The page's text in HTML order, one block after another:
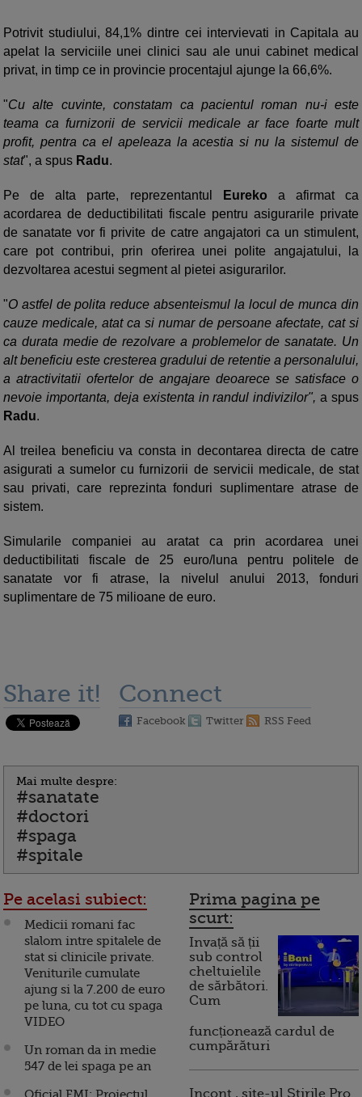
Potrivit studiului, 84,1% dintre cei intervievati in Capitala au
apelat la serviciile unei clinici sau ale unui cabinet medical
privat, in timp ce in provincie procentajul ajunge la 66,6%.
"Cu alte cuvinte, constatam ca pacientul roman nu-i este
teama ca furnizorii de servicii medicale ar face foarte mult
profit, pentra ca el apeleaza la acestia si nu la sistemul de
stat", a spus Radu.
Pe de alta parte, reprezentantul Eureko a afirmat ca
acordarea de deductibilitati fiscale pentru asigurarile private
de sanatate vor fi privite de catre angajatori ca un stimulent,
care pot contribui, prin oferirea unei polite angajatului, la
dezvoltarea acestui segment al pietei asigurarilor.
"O astfel de polita reduce absenteismul la locul de munca din
cauze medicale, atat ca si numar de persoane afectate, cat si
ca durata medie de rezolvare a problemelor de sanatate. Un
alt beneficiu este cresterea gradului de retentie a personalului,
a atractivitatii ofertelor de angajare deoarece se satisface o
nevoie importanta, deja existenta in randul indivizilor", a spus
Radu.
Al treilea beneficiu va consta in decontarea directa de catre
asigurati a sumelor cu furnizorii de servicii medicale, de stat
sau privati, care reprezinta fonduri suplimentare atrase de
sistem.
Simularile companiei au aratat ca prin acordarea unei
deductibilitati fiscale de 25 euro/luna pentru politele de
sanatate vor fi atrase, la nivelul anului 2013, fonduri
suplimentare de 75 milioane de euro.
Share it! Connect
Facebook Twitter RSS Feed
Mai multe despre:
#sanatate
#doctori
#spaga
#spitale
Pe acelasi subiect:
Medicii romani fac
slalom intre spitalele de
stat si clinicile private.
Veniturile cumulate
ajung si la 7.200 de euro
pe luna, cu tot cu spaga
VIDEO
Un roman da in medie
547 de lei spaga pe an
Prima pagina pe
scurt:
Invață să ții
sub control
cheltuielile
de sărbători.
Cum
funcționează cardul de
cumpărături
Incont , site-ul Știrile Pro